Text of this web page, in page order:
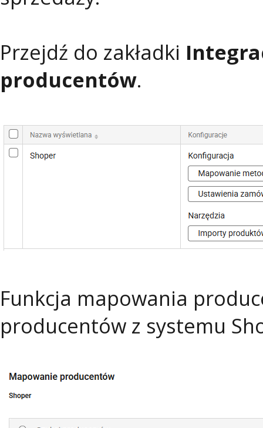
Przejdź do zakładki
producentów.
Funkcja mapowania
producentów z systemu